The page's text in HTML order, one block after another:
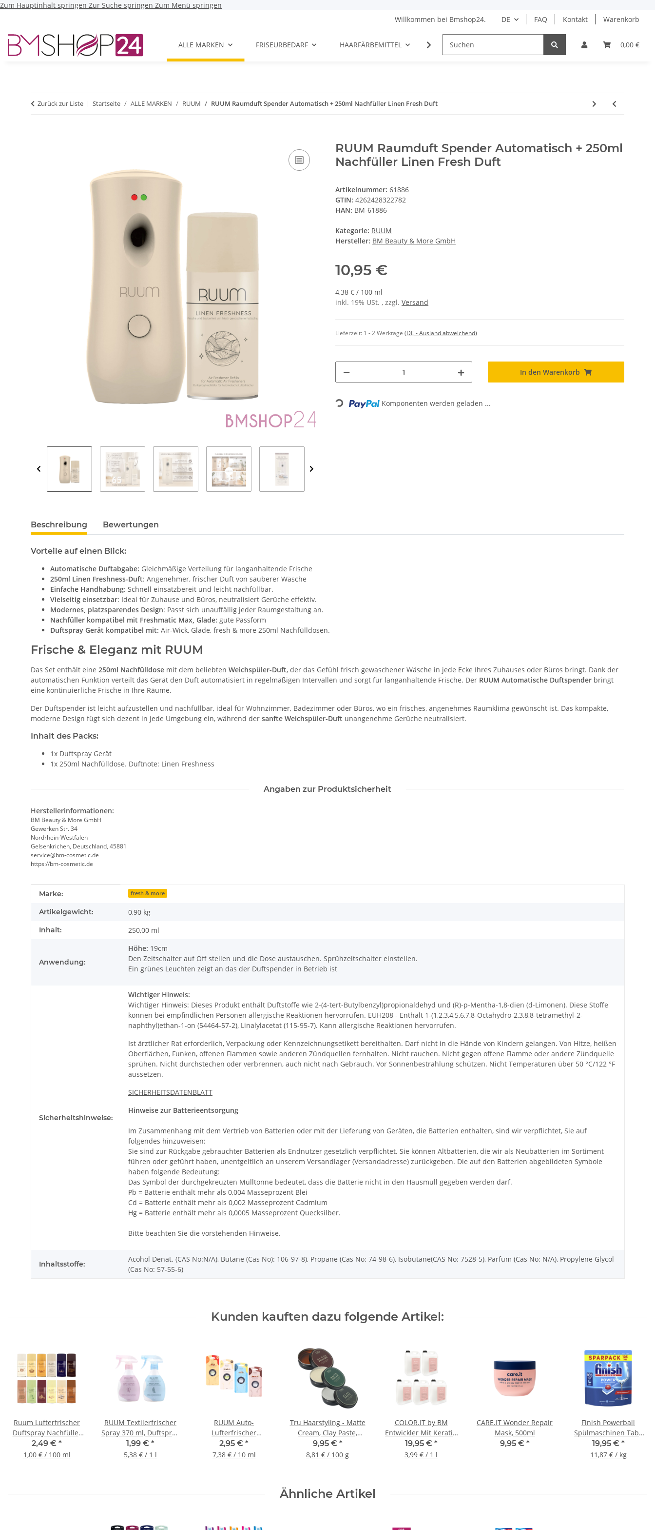
Zum Hauptinhalt springen Zur Suche springen Zum Menü springen
DE
FAQ Kontakt Warenkorb
Willkommen bei Bmshop24.
0,00 €
ALLE MARKEN FRISEURBEDARF HAARFÄRBEMITTEL HAARPFLEGE BARBER DROGERIE
Zurück zur Liste Startseite ALLE MARKEN RUUM RUUM Raumduft Spender Automatisch + 250ml Nachfüller Linen Fresh Duft
RUUM Raumduft Spender Automatisch + 250ml
Nachfüller Linen Fresh Duft
Artikelnummer: 61886
GTIN: 4262428322782
HAN: BM-61886
Kategorie: RUUM
Hersteller: BM Beauty & More GmbH
10,95 €
4,38 € / 100 ml
inkl. 19% USt. , zzgl. Versand
Lieferzeit: 1 - 2 Werktage (DE - Ausland abweichend)
In den Warenkorb
Loading... Komponenten werden geladen ...
Beschreibung Bewertungen
Vorteile auf einen Blick:
Automatische Duftabgabe: Gleichmäßige Verteilung für langanhaltende Frische
250ml Linen Freshness-Duft: Angenehmer, frischer Duft von sauberer Wäsche
Einfache Handhabung: Schnell einsatzbereit und leicht nachfüllbar.
Vielseitig einsetzbar: Ideal für Zuhause und Büros, neutralisiert Gerüche effektiv.
Modernes, platzsparendes Design: Passt sich unauffällig jeder Raumgestaltung an.
Nachfüller kompatibel mit Freshmatic Max, Glade: gute Passform
Duftspray Gerät kompatibel mit: Air-Wick, Glade, fresh & more 250ml Nachfülldosen.
Frische & Eleganz mit RUUM
Das Set enthält eine 250ml Nachfülldose mit dem beliebten Weichspüler-Duft, der das Gefühl frisch gewaschener Wäsche in jede Ecke Ihres Zuhauses oder Büros bringt. Dank der
automatischen Funktion verteilt das Gerät den Duft automatisiert in regelmäßigen Intervallen und sorgt für langanhaltende Frische. Der RUUM Automatische Duftspender bringt
eine kontinuierliche Frische in Ihre Räume.
Der Duftspender ist leicht aufzustellen und nachfüllbar, ideal für Wohnzimmer, Badezimmer oder Büros, wo ein frisches, angenehmes Raumklima gewünscht ist. Das kompakte,
moderne Design fügt sich dezent in jede Umgebung ein, während der sanfte Weichspüler-Duft unangenehme Gerüche neutralisiert.
Inhalt des Packs:
1x Duftspray Gerät
1x 250ml Nachfülldose. Duftnote: Linen Freshness
Angaben zur Produktsicherheit
Herstellerinformationen:
BM Beauty & More GmbH
Gewerken Str. 34
Nordrhein-Westfalen
Gelsenkrichen, Deutschland, 45881
service@bm-cosmetic.de
https://bm-cosmetic.de
Produkteigenschaft
Wert
Marke: fresh & more
Artikelgewicht: 0,90 kg
Inhalt: 250,00 ml
Anwendung:
Höhe: 19cm
Den Zeitschalter auf Off stellen und die Dose austauschen. Sprühzeitschalter einstellen.
Ein grünes Leuchten zeigt an das der Duftspender in Betrieb ist
Sicherheitshinweise:
Wichtiger Hinweis:
Wichtiger Hinweis: Dieses Produkt enthält Duftstoffe wie 2-(4-tert-Butylbenzyl)propionaldehyd und (R)-p-Mentha-1,8-dien (d-Limonen). Diese Stoffe
können bei empfindlichen Personen allergische Reaktionen hervorrufen. EUH208 - Enthält 1-(1,2,3,4,5,6,7,8-Octahydro-2,3,8,8-tetramethyl-2-
naphthyl)ethan-1-on (54464-57-2), Linalylacetat (115-95-7). Kann allergische Reaktionen hervorrufen.
Ist ärztlicher Rat erforderlich, Verpackung oder Kennzeichnungsetikett bereithalten. Darf nicht in die Hände von Kindern gelangen. Von Hitze, heißen
Oberflächen, Funken, offenen Flammen sowie anderen Zündquellen fernhalten. Nicht rauchen. Nicht gegen offene Flamme oder andere Zündquelle
sprühen. Nicht durchstechen oder verbrennen, auch nicht nach Gebrauch. Vor Sonnenbestrahlung schützen. Nicht Temperaturen über 50 °C/122 °F
aussetzen.
SICHERHEITSDATENBLATT
Hinweise zur Batterieentsorgung
Im Zusammenhang mit dem Vertrieb von Batterien oder mit der Lieferung von Geräten, die Batterien enthalten, sind wir verpflichtet, Sie auf
folgendes hinzuweisen:
Sie sind zur Rückgabe gebrauchter Batterien als Endnutzer gesetzlich verpflichtet. Sie können Altbatterien, die wir als Neubatterien im Sortiment
führen oder geführt haben, unentgeltlich an unserem Versandlager (Versandadresse) zurückgeben. Die auf den Batterien abgebildeten Symbole
haben folgende Bedeutung:
Das Symbol der durchgekreuzten Mülltonne bedeutet, dass die Batterie nicht in den Hausmüll gegeben werden darf.
Pb = Batterie enthält mehr als 0,004 Masseprozent Blei
Cd = Batterie enthält mehr als 0,002 Masseprozent Cadmium
Hg = Batterie enthält mehr als 0,0005 Masseprozent Quecksilber.
Bitte beachten Sie die vorstehenden Hinweise.
Inhaltsstoffe:
Acohol Denat. (CAS No:N/A), Butane (Cas No): 106-97-8), Propane (Cas No: 74-98-6), Isobutane(CAS No: 7528-5), Parfum (Cas No: N/A), Propylene Glycol
(Cas No: 57-55-6)
Kunden kauften dazu folgende Artikel:
Ruum Lufterfrischer
Duftspray Nachfüller
250ml
2,49 € *
1,00 € / 100 ml
RUUM Textilerfrischer
Spray 370 ml, Duftspray
für Kleidung & Textilien
1,99 € *
5,38 € / 1 l
RUUM Auto-
Lufterfrischer
Fahrzeugduft Clips, 4ml
2,95 € *
7,38 € / 10 ml
Tru Haarstyling - Matte
Cream, Clay Paste,
Gloss Pomade, Aludose
113g
9,95 € *
8,81 € / 100 g
COLOR.IT by BM
Entwickler Mit Keratin
& Arganöl, 5000ml
19,95 € *
3,99 € / 1 l
CARE.IT Wonder Repair
Mask, 500ml
9,95 € *
Finish Powerball
Spülmaschinen Tabs
Fettlösekraft, Sparpack,
105 Tabs
19,95 € *
11,87 € / kg
Ähnliche Artikel